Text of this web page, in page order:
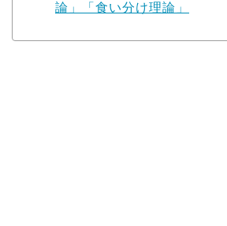
論」「食い分け理論」